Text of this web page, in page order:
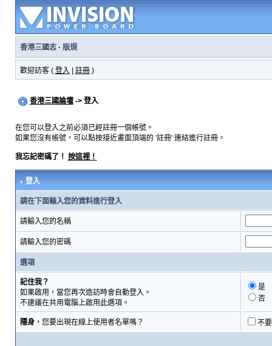
香港三國志· 版規
歡迎訪客 ( 登入 註冊)
香港三國論壇-> 登入
在您可以登入之前必須已經註冊一個帳號。
如果您沒有帳號，可以點按接近畫面頂端的 '註冊' 連結進行註冊。
我忘記密碼了！ 按這裡！
登入
請在下面輸入您的資料進行登入
請輸入您的名稱
請輸入您的密碼
選項
記住我？
如果啟用，當您再次造訪時會自動登入。
不建議在共用電腦上啟用此選項。
是
否
隱身，您要出現在線上使用者名單嗎？ 不